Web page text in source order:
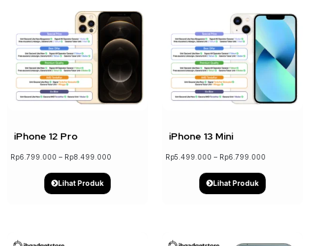
↓ 16%
iPhone 12 Pro
Rp6.799.000 – Rp8.499.000
Lihat Produk
iPhone 13 Mini
Rp5.499.000 – Rp6.799.000
Lihat Produk